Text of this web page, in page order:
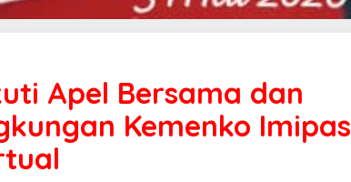
Apel Bersama dan
Kemenko Imipas